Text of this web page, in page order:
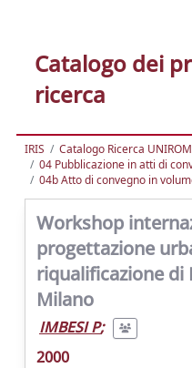
Catalogo dei
ricerca
IRIS
Catalogo Ricerca
04 Pubblicazione in atti di
04b Atto di convegno in
Workshop
progettazione
riqualificazione di
Milano
IMBESI P;
2000